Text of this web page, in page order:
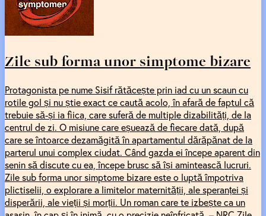
Zile sub forma unor simptome bizare
Protagonista pe nume Sisif rătăcește prin iad cu un scaun cu
rotile gol și nu știe exact ce caută acolo, în afară de faptul că
trebuie să-și ia fiica, care suferă de multiple dizabilități, de la
centrul de zi. O misiune care eșuează de fiecare dată, după
care se întoarce dezamăgită în apartamentul dărăpănat de la
parterul unui complex ciudat. Când gazda ei începe aparent din
senin să discute cu ea, începe brusc să își amintească lucruri.
Zile sub forma unor simptome bizare este o luptă împotriva
plictiselii, o explorare a limitelor maternității, ale speranței și
disperării, ale vieții și morții. Un roman care te izbește ca un